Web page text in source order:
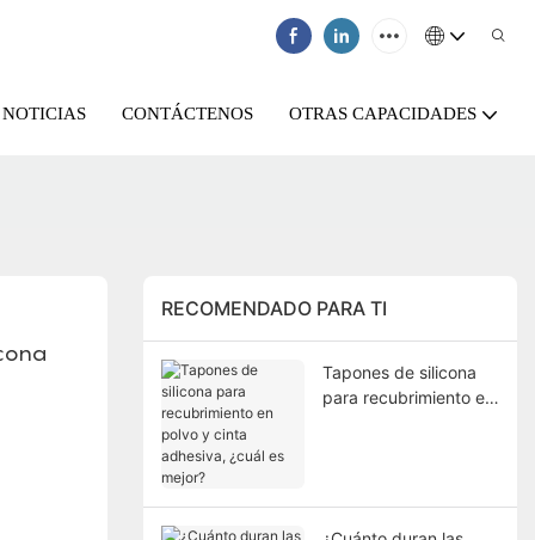
NOTICIAS CONTÁCTENOS OTRAS CAPACIDADES
RECOMENDADO PARA TI
Tapones de silicona
para recubrimiento en